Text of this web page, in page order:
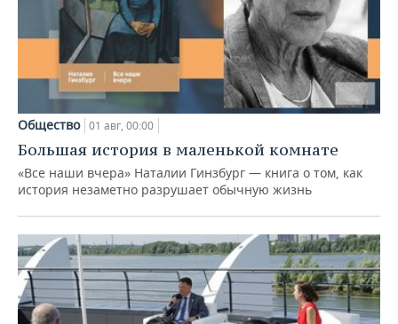
Общество 01 авг, 00:00
Большая история в маленькой комнате
«Все наши вчера» Наталии Гинзбург — книга о том, как
история незаметно разрушает обычную жизнь